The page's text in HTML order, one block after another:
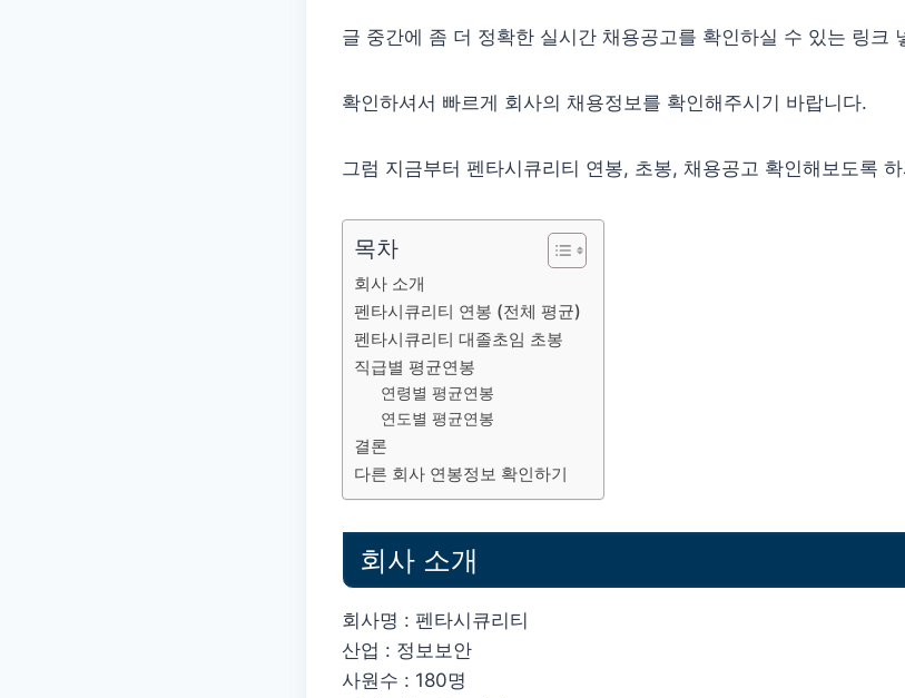
글 중간에 좀 더 정확한 실시간 채용공고를 확인하실 수 있는 링크
확인하셔서 빠르게 회사의 채용정보를 확인해주시기 바랍니다.
그럼 지금부터 펜타시큐리티 연봉, 초봉, 채용공고 확인해보도록
목차
회사 소개
펜타시큐리티 연봉 (전체 평균)
펜타시큐리티 대졸초임 초봉
직급별 평균연봉
연령별 평균연봉
연도별 평균연봉
결론
다른 회사 연봉정보 확인하기
회사 소개
회사명 : 펜타시큐리티
산업 : 정보보안
사원수 : 180명